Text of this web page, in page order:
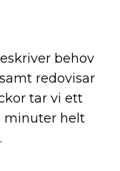
behov
redovisar
tar vi ett
minuter helt